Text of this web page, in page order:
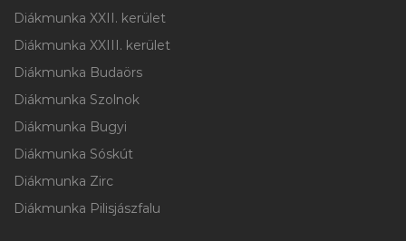
Diákmunka XXII. kerület
Diákmunka XXIII. kerület
Diákmunka Budaörs
Diákmunka Szolnok
Diákmunka Bugyi
Diákmunka Sóskút
Diákmunka Zirc
Diákmunka Pilisjászfalu